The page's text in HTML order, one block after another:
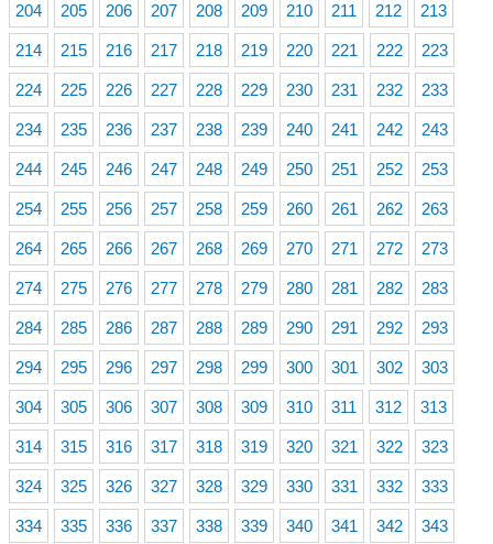
204 205 206 207 208 209 210 211 212 213
214 215 216 217 218 219 220 221 222 223
224 225 226 227 228 229 230 231 232 233
234 235 236 237 238 239 240 241 242 243
244 245 246 247 248 249 250 251 252 253
254 255 256 257 258 259 260 261 262 263
264 265 266 267 268 269 270 271 272 273
274 275 276 277 278 279 280 281 282 283
284 285 286 287 288 289 290 291 292 293
294 295 296 297 298 299 300 301 302 303
304 305 306 307 308 309 310 311 312 313
314 315 316 317 318 319 320 321 322 323
324 325 326 327 328 329 330 331 332 333
334 335 336 337 338 339 340 341 342 343